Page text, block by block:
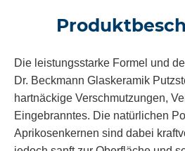
Die leistungsstarke Formel und
Dr. Beckmann Glaskeramik
hartnäckige Verschmutzungen,
Eingebranntes. Die natürlichen
Aprikosenkernen sind dabei